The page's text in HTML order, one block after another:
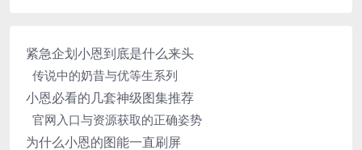
紧急企划小恩到底是什么来头
传说中的奶昔与优等生系列
小恩必看的几套神级图集推荐
官网入口与资源获取的正确姿势
为什么小恩的图能一直刷屏